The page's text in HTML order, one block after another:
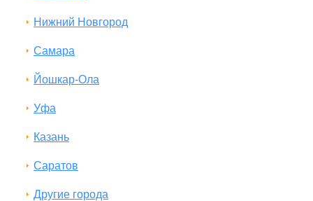
Нижний Новгород
Самара
Йошкар-Ола
Уфа
Казань
Саратов
Другие города